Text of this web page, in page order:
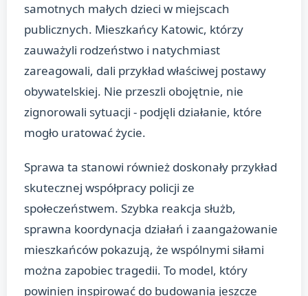
samotnych małych dzieci w miejscach
publicznych. Mieszkańcy Katowic, którzy
zauważyli rodzeństwo i natychmiast
zareagowali, dali przykład właściwej postawy
obywatelskiej. Nie przeszli obojętnie, nie
zignorowali sytuacji - podjęli działanie, które
mogło uratować życie.
Sprawa ta stanowi również doskonały przykład
skutecznej współpracy policji ze
społeczeństwem. Szybka reakcja służb,
sprawna koordynacja działań i zaangażowanie
mieszkańców pokazują, że wspólnymi siłami
można zapobiec tragedii. To model, który
powinien inspirować do budowania jeszcze